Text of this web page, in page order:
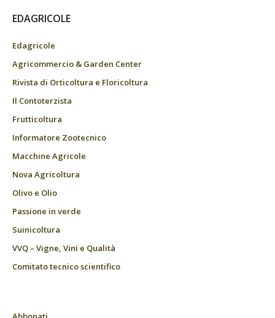
EDAGRICOLE
Edagricole
Agricommercio & Garden Center
Rivista di Orticoltura e Floricoltura
Il Contoterzista
Frutticoltura
Informatore Zootecnico
Macchine Agricole
Nova Agricoltura
Olivo e Olio
Passione in verde
Suinicoltura
VVQ – Vigne, Vini e Qualità
Comitato tecnico scientifico